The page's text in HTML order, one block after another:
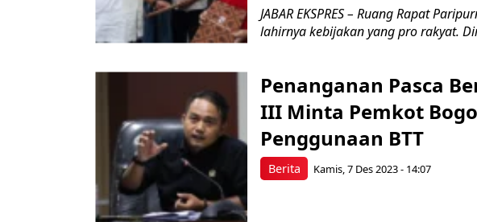
JABAR EKSPRES – Ruang Rapat
lahirnya kebijakan yang pro rakyat.
Berita
Penanganan Pasca
III Minta Pemkot
Penggunaan BTT
Kamis, 7 Des 2023 - 14:07